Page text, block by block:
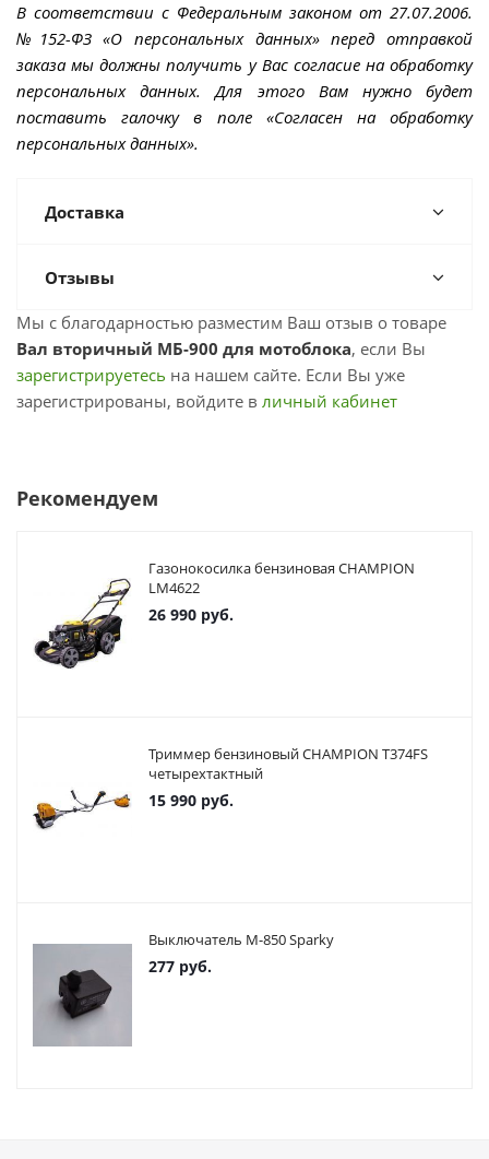
В соответствии с Федеральным законом от 27.07.2006.
№152-ФЗ «О персональных данных» перед отправкой
заказа мы должны получить у Вас согласие на обработку
персональных данных. Для этого Вам нужно будет
поставить галочку в поле «Согласен на обработку
персональных данных».
Доставка
Отзывы
Мы с благодарностью разместим Ваш отзыв о товаре
Вал вторичный МБ-900 для мотоблока, если Вы
зарегистрируетесь на нашем сайте. Если Вы уже
зарегистрированы, войдите в личный кабинет
Рекомендуем
Газонокосилка бензиновая CHAMPION
LM4622
26 990 руб.
Триммер бензиновый CHAMPION T374FS
четырехтактный
15 990 руб.
Выключатель М-850 Sparky
277 руб.